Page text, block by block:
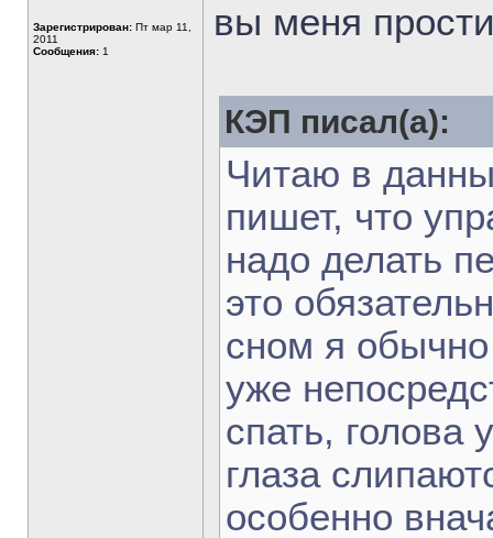
Зарегистрирован: Пт мар 11,
2011
Сообщения: 1
вы меня
КЭП писал(а):
Читаю в
пишет, что
надо делать
это
сном я
уже
спать, голова
глаза
особенно